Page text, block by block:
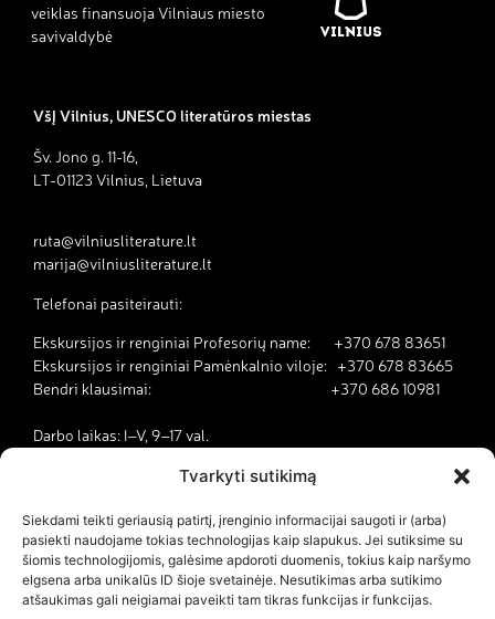
Tvarkyti sutikimą
Siekdami teikti geriausią patirtį, įrenginio informacijai saugoti ir (arba)
pasiekti naudojame tokias technologijas kaip slapukus. Jei sutiksime su
šiomis technologijomis, galėsime apdoroti duomenis, tokius kaip naršymo
elgsena arba unikalūs ID šioje svetainėje. Nesutikimas arba sutikimo
atšaukimas gali neigiamai paveikti tam tikras funkcijas ir funkcijas.
veiklas finansuoja Vilniaus miesto
savivaldybė
VšĮ Vilnius, UNESCO literatūros miestas
Šv. Jono g. 11-16,
LT-01123 Vilnius, Lietuva
ruta@vilniusliterature.lt
marija@vilniusliterature.lt
Telefonai pasiteirauti:
Ekskursijos ir renginiai Profesorių name: +370 678 83651
Ekskursijos ir renginiai Pamėnkalnio viloje: +370 678 83665
Bendri klausimai: +370 686 10981
Darbo laikas: I–V, 9–17 val.
Kodėl Vilnius yra literatūros miestas?
Kontaktai
Dokumentai